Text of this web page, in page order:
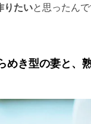
りたいと思ったんで
めき型の妻と、